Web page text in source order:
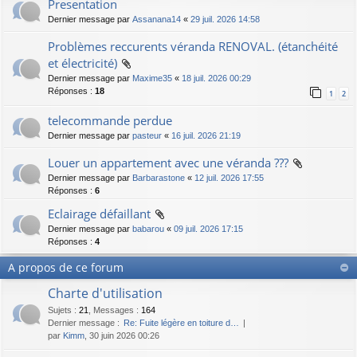
Presentation
Dernier message par Assanana14 « 29 juil. 2026 14:58
Problèmes reccurents véranda RENOVAL. (étanchéité
et électricité)
Dernier message par Maxime35 « 18 juil. 2026 00:29
Réponses : 18 1 2
telecommande perdue
Dernier message par pasteur « 16 juil. 2026 21:19
Louer un appartement avec une véranda ???
Dernier message par Barbarastone « 12 juil. 2026 17:55
Réponses : 6
Eclairage défaillant
Dernier message par babarou « 09 juil. 2026 17:15
Réponses : 4
A propos de ce forum
Charte d'utilisation
Sujets : 21 Messages : 164
Dernier message : Re: Fuite légère en toiture d…
par Kimm , 30 juin 2026 00:26